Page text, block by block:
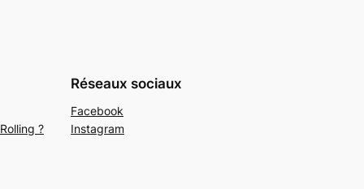
?
Réseaux sociaux
Facebook
Instagram